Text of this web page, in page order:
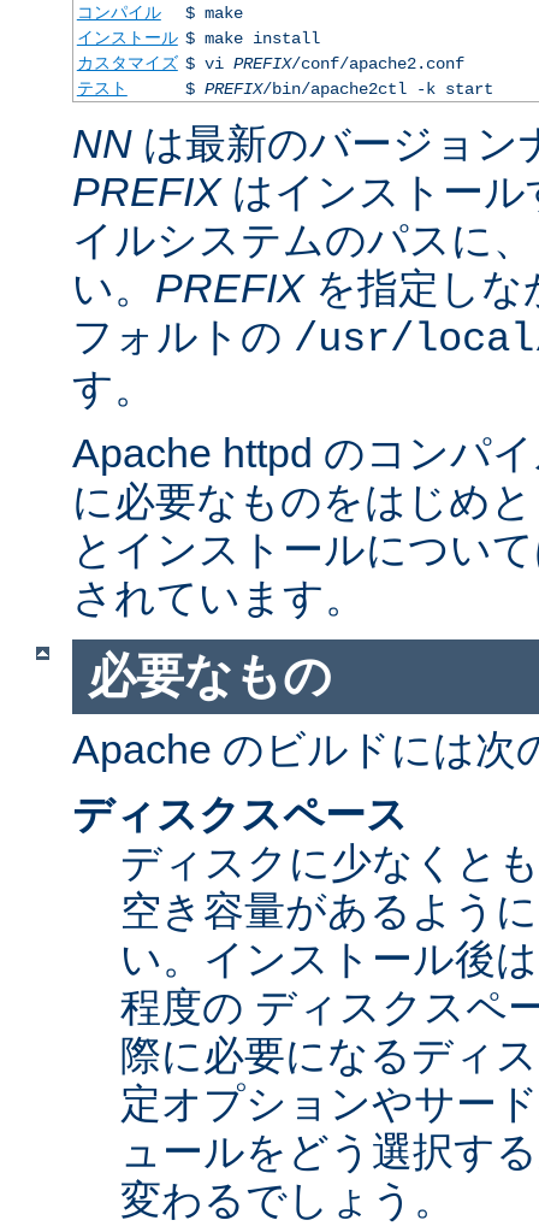
コンパイル
$ make
インストール $ make install
カスタマイズ $ vi PREFIX/conf/apache2.conf
テスト
$ PREFIX/bin/apache2ctl -k start
NN は最新のバージョン
PREFIXはインストール
イルシステムのパスに
い。 PREFIXを指定しな
フォルトの /usr/local/
す。
Apache httpd のコンパ
に必要なものをはじめ
とインストールについ
されています。
必要なもの
Apache のビルドには次
ディスクスペース
ディスクに少なくと
空き容量があるよう
い。インストール後
程度の ディスクスペ
際に必要になるディ
定オプションやサー
ュールをどう選択す
変わるでしょう。